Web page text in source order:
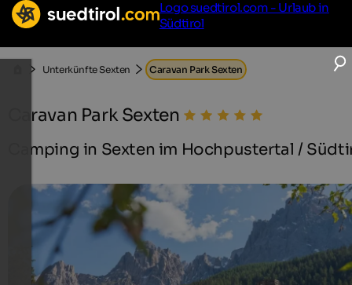
Logo suedtirol.com - Urlaub in
Südtirol
Unterkünfte Sexten Caravan Park Sexten
Caravan Park Sexten
Camping in Sexten im Hochpustertal /